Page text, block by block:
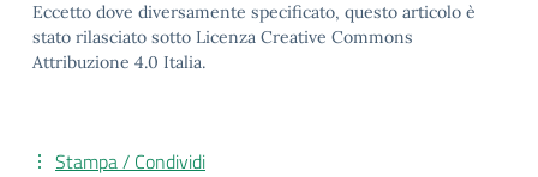
Eccetto dove diversamente specificato, questo articolo è
stato rilasciato sotto Licenza Creative Commons
Attribuzione 4.0 Italia.
Stampa / Condividi